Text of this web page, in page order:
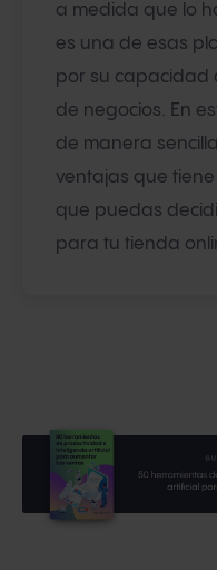
a medida que lo
es una de esas
por su capacidad
de negocios. En
de manera
ventajas que
que puedas
para tu tienda